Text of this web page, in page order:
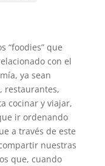
“foodies” que
con el
ya sean
restaurantes,
cocinar y viajar,
ir ordenando
a través de este
nuestras
que, cuando